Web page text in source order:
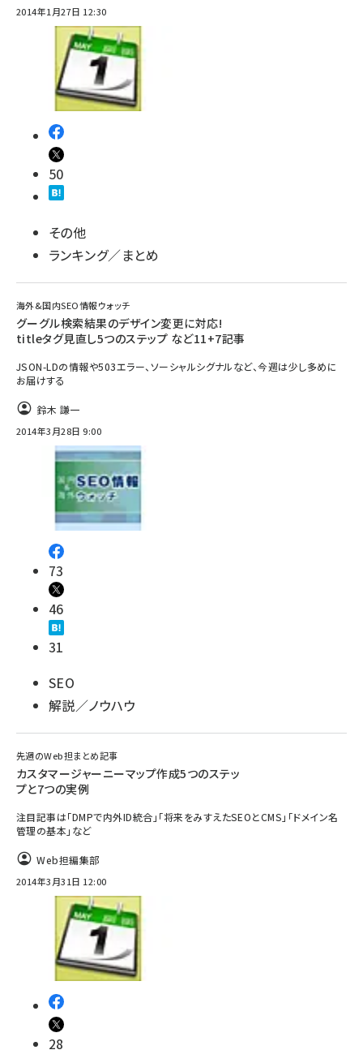
2014年1月27日 12:30
50
その他
ランキング／まとめ
海外&国内SEO情報ウォッチ
グーグル検索結果のデザイン変更に対応!
titleタグ見直し5つのステップ など11+7記事
JSON-LDの情報や503エラー、ソーシャルシグナルなど、今週は少し多めに
お届けする
鈴木 謙一
2014年3月28日 9:00
73
46
31
SEO
解説／ノウハウ
先週のWeb担まとめ記事
カスタマージャーニーマップ作成5つのステッ
プと7つの実例
注目記事は「DMPで内外ID統合」「将来をみすえたSEOとCMS」「ドメイン名
管理の基本」など
Web担編集部
2014年3月31日 12:00
28